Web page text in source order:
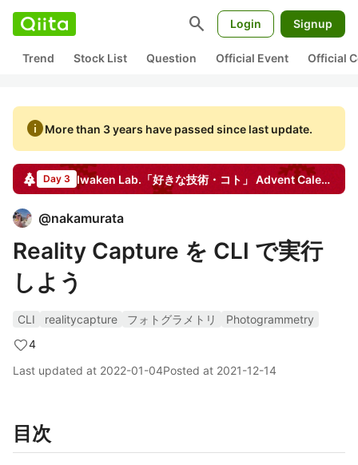
search Login Signup
Trend Stock List Question Official Event Official
infoMore than 3 years have passed since last update.
Day 3 Iwaken Lab.「好きな技術・コト」 Advent Calendar
@nakamurata
Reality Capture を CLI で実行
しよう
CLI realitycapture フォトグラメトリ
Photogrammetry
4
Last updated at 2022-01-04Posted at 2021-12-14
目次